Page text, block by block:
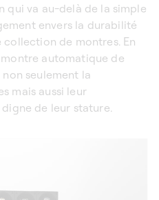
qui va au-delà de la simple
envers la durabilité
de montres. En
automatique de
seulement la
mais aussi leur
de leur stature.